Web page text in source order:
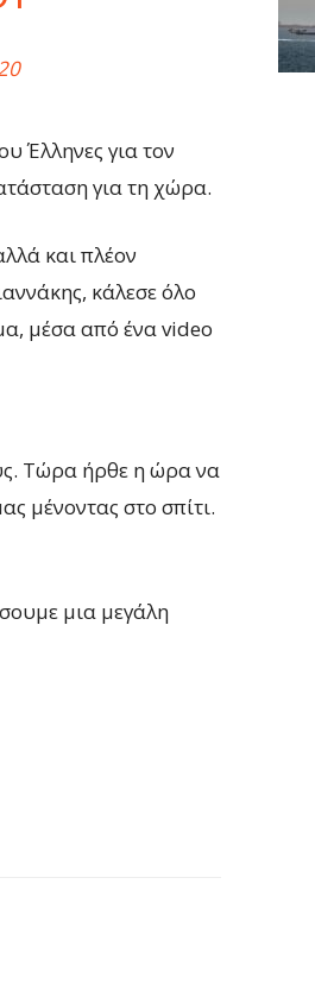
Έλληνες για τον
για τη χώρα.
και πλέον
κάλεσε όλο
μέσα από ένα video
Τώρα ήρθε η ώρα να
μένοντας στο σπίτι.
μια μεγάλη